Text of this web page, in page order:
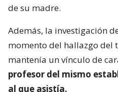
de su madre.
Además, la investigación
momento del hallazgo del
mantenía un vínculo de
profesor del mismo
al que asistía.